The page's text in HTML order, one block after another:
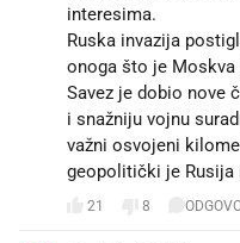
interesima.
Ruska invazija
onoga što je Moskva
Savez je dobio nove
i snažniju vojnu
važni osvojeni
geopolitički je Rusija
21 8